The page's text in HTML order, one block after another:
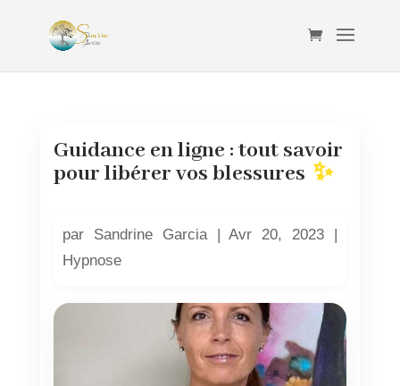
Guidance en ligne : tout savoir
pour libérer vos blessures
par Sandrine Garcia|Avr 20, 2023 |
Hypnose